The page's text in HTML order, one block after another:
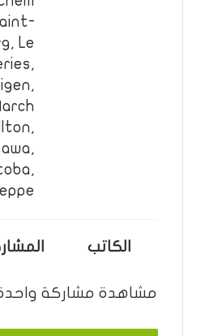
Le
الكاتب
مشاهدة مشاركة